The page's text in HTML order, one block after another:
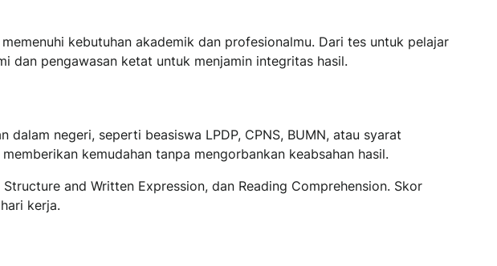
kebutuhan akademik dan profesionalmu. Dari tes untuk pelajar
dan pengawasan ketat untuk menjamin integritas hasil.
negeri, seperti beasiswa LPDP, CPNS, BUMN, atau syarat
kemudahan tanpa mengorbankan keabsahan hasil.
and Written Expression, dan Reading Comprehension. Skor
kerja.